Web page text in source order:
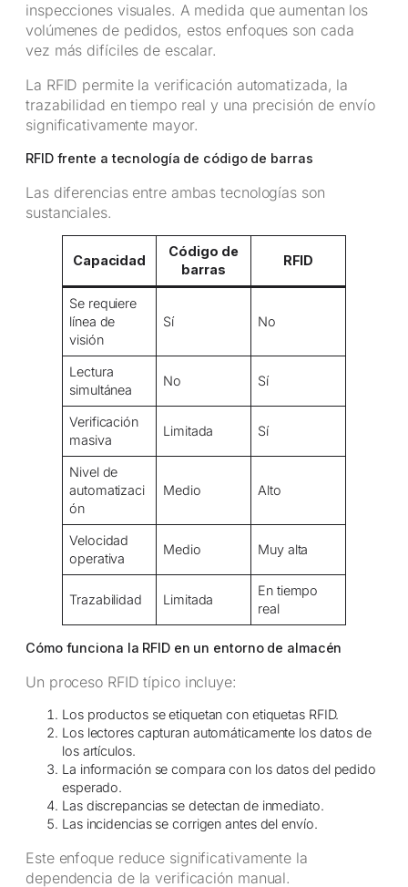
inspecciones visuales. A medida que aumentan los
volúmenes de pedidos, estos enfoques son cada
vez más difíciles de escalar.
La RFID permite la verificación automatizada, la
trazabilidad en tiempo real y una precisión de envío
significativamente mayor.
RFID frente a tecnología de código de barras
Las diferencias entre ambas tecnologías son
sustanciales.
Capacidad
Código de
barras
RFID
Se requiere
línea de
visión
Sí No
Lectura
simultánea
No Sí
Verificación
masiva
Limitada Sí
Nivel de
automatizaci
ón
Medio Alto
Velocidad
operativa
Medio Muy alta
Trazabilidad Limitada
En tiempo
real
Cómo funciona la RFID en un entorno de almacén
Un proceso RFID típico incluye:
Los productos se etiquetan con etiquetas RFID.
Los lectores capturan automáticamente los datos de
los artículos.
La información se compara con los datos del pedido
esperado.
Las discrepancias se detectan de inmediato.
Las incidencias se corrigen antes del envío.
Este enfoque reduce significativamente la
dependencia de la verificación manual.